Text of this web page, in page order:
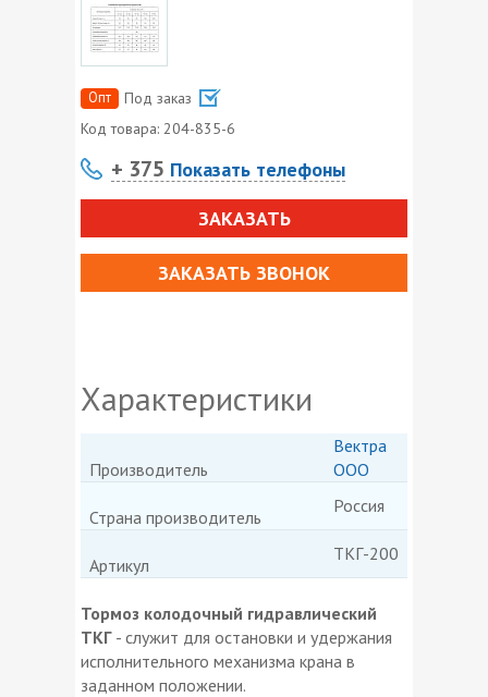
Опт
Под заказ
Код товара: 204-835-6
+ 375 Показать телефоны
ЗАКАЗАТЬ
ЗАКАЗАТЬ ЗВОНОК
Характеристики
Производитель
Вектра
ООО
Страна производитель
Россия
Артикул
ТКГ-200
Тормоз колодочный гидравлический
ТКГ - служит для остановки и удержания
исполнительного механизма крана в
заданном положении.